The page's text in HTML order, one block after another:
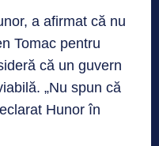
a afirmat că nu
Tomac pentru
că un guvern
„Nu spun că
Hunor în